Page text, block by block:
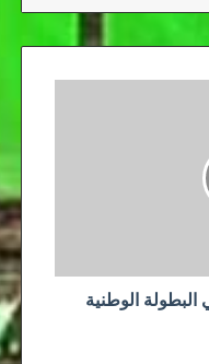
البطولة الوطنية